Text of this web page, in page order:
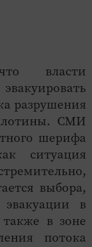
власти
разрушения
СМИ
шерифа
ситуация
выбора,
в
в зоне
потока